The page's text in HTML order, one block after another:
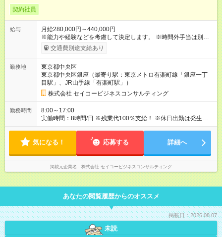
契約社員
給与
月給280,000円～440,000円
※能力や経験などを考慮して決定します。 ※時間外手当は別途支
給致します。 【試用期間】試用期間あり 試用期間の長さ：3ヶ
月 雇用形態、給与は本採用時と同じです。
交通費別途支給あり
勤務地
東京都中央区
東京都中央区銀座（最寄り駅：東京メトロ有楽町線「銀座一丁
目駅」、JR山手線「有楽町駅」）
株式会社 セイコービジネスコンサルティング
勤務時間
8:00～17:00
実働時間：8時間/日 ※残業代100％支給！ ※休日出勤は発生した
場合は、振替休日の取得が可能です。
気になる！ 応募する 詳細へ
掲載元企業名 株式会社 セイコービジネスコンサルティング
あなたの閲覧履歴からのオススメ
掲載日：2026.08.07
未読